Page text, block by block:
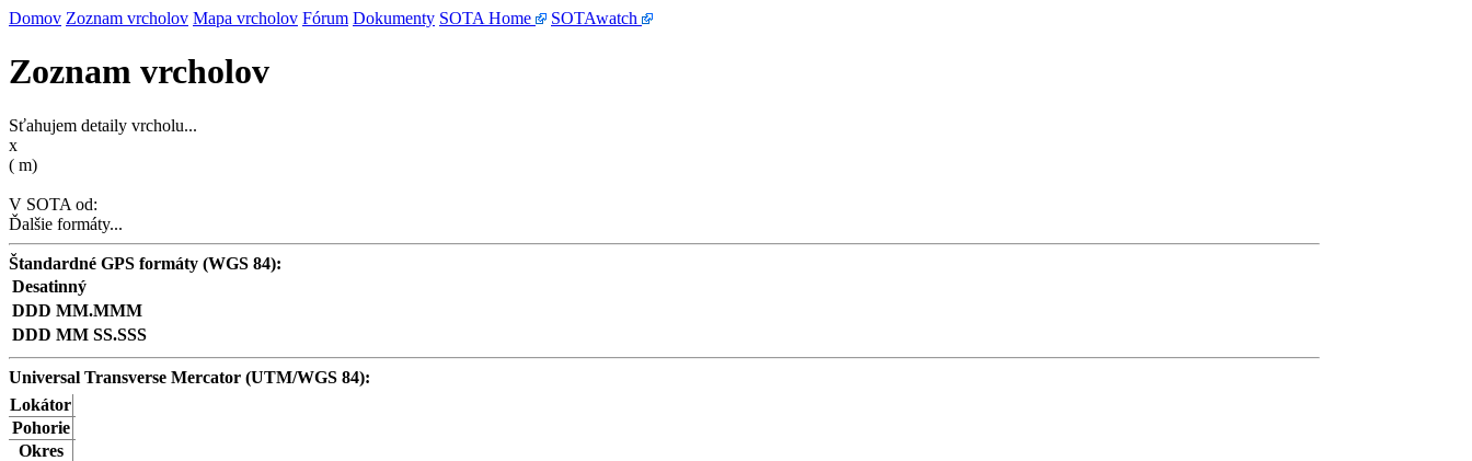
Domov Zoznam vrcholov Mapa vrcholov Fórum Dokumenty SOTA Home SOTAwatch
Zoznam vrcholov
Sťahujem detaily vrcholu...
x
( m)
V SOTA od:
Ďalšie formáty...
Štandardné GPS formáty (WGS 84):
Desatinný
DDD MM.MMM
DDD MM SS.SSS
Universal Transverse Mercator (UTM/WGS 84):
Lokátor
Pohorie
Okres